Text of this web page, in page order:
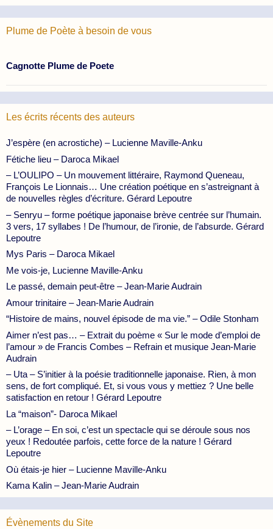
Plume de Poète à besoin de vous
Cagnotte Plume de Poete
Les écrits récents des auteurs
J’espère (en acrostiche) – Lucienne Maville-Anku
Fétiche lieu – Daroca Mikael
– L’OULIPO – Un mouvement littéraire, Raymond Queneau,
François Le Lionnais… Une création poétique en s’astreignant à
de nouvelles règles d’écriture. Gérard Lepoutre
– Senryu – forme poétique japonaise brève centrée sur l’humain.
3 vers, 17 syllabes ! De l’humour, de l’ironie, de l’absurde. Gérard
Lepoutre
Mys Paris – Daroca Mikael
Me vois-je, Lucienne Maville-Anku
Le passé, demain peut-être – Jean-Marie Audrain
Amour trinitaire – Jean-Marie Audrain
“Histoire de mains, nouvel épisode de ma vie.” – Odile Stonham
Aimer n’est pas… – Extrait du poème « Sur le mode d’emploi de
l’amour » de Francis Combes – Refrain et musique Jean-Marie
Audrain
– Uta – S’initier à la poésie traditionnelle japonaise. Rien, à mon
sens, de fort compliqué. Et, si vous vous y mettiez ? Une belle
satisfaction en retour ! Gérard Lepoutre
La “maison”- Daroca Mikael
– L’orage – En soi, c’est un spectacle qui se déroule sous nos
yeux ! Redoutée parfois, cette force de la nature ! Gérard
Lepoutre
Où étais-je hier – Lucienne Maville-Anku
Kama Kalin – Jean-Marie Audrain
Évènements du Site